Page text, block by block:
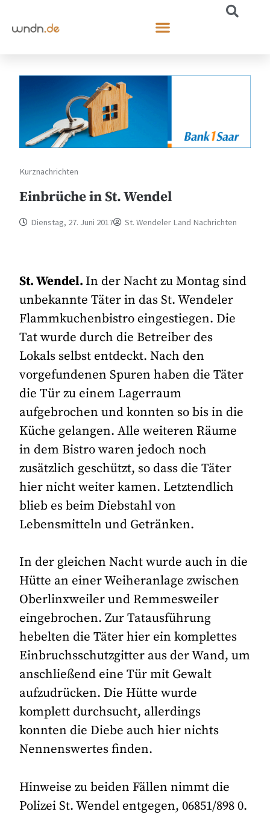
Kurznachrichten
Einbrüche in St. Wendel
Dienstag, 27. Juni 2017 St. Wendeler Land Nachrichten
St. Wendel. In der Nacht zu Montag sind
unbekannte Täter in das St. Wendeler
Flammkuchenbistro eingestiegen. Die
Tat wurde durch die Betreiber des
Lokals selbst entdeckt. Nach den
vorgefundenen Spuren haben die Täter
die Tür zu einem Lagerraum
aufgebrochen und konnten so bis in die
Küche gelangen. Alle weiteren Räume
in dem Bistro waren jedoch noch
zusätzlich geschützt, so dass die Täter
hier nicht weiter kamen. Letztendlich
blieb es beim Diebstahl von
Lebensmitteln und Getränken.
In der gleichen Nacht wurde auch in die
Hütte an einer Weiheranlage zwischen
Oberlinxweiler und Remmesweiler
eingebrochen. Zur Tatausführung
hebelten die Täter hier ein komplettes
Einbruchsschutzgitter aus der Wand, um
anschließend eine Tür mit Gewalt
aufzudrücken. Die Hütte wurde
komplett durchsucht, allerdings
konnten die Diebe auch hier nichts
Nennenswertes finden.
Hinweise zu beiden Fällen nimmt die
Polizei St. Wendel entgegen, 06851/898 0.